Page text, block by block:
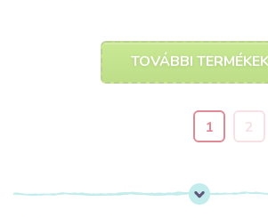
TOVÁBBI TERMÉKEK
1 2